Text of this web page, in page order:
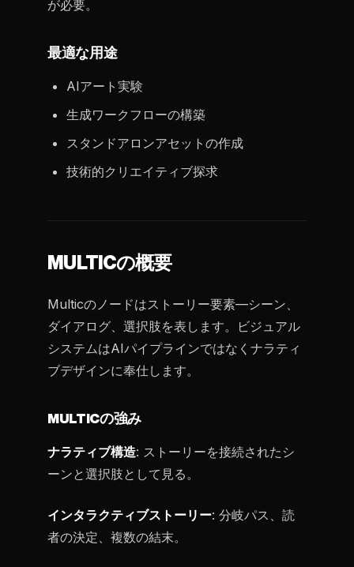
が必要。
最適な用途
AIアート実験
生成ワークフローの構築
スタンドアロンアセットの作成
技術的クリエイティブ探求
MULTICの概要
Multicのノードはストーリー要素—シーン、
ダイアログ、選択肢を表します。ビジュアル
システムはAIパイプラインではなくナラティ
ブデザインに奉仕します。
MULTICの強み
ナラティブ構造: ストーリーを接続されたシ
ーンと選択肢として見る。
インタラクティブストーリー: 分岐パス、読
者の決定、複数の結末。